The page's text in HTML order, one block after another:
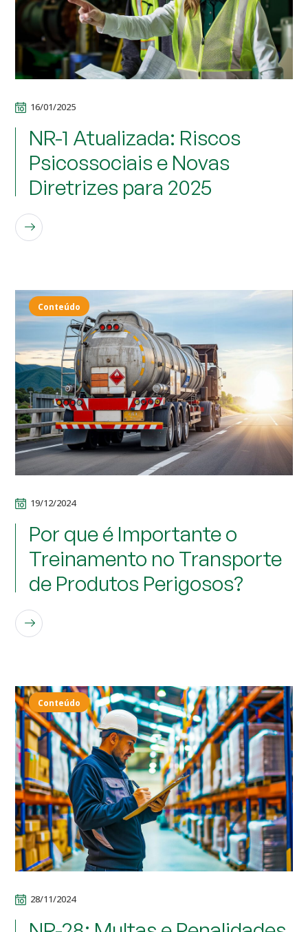
16/01/2025
NR-1 Atualizada: Riscos
Psicossociais e Novas
Diretrizes para 2025
Conteúdo
19/12/2024
Por que é Importante o
Treinamento no Transporte
de Produtos Perigosos?
Conteúdo
28/11/2024